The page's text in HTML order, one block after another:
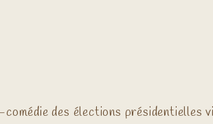
des élections présidentielles